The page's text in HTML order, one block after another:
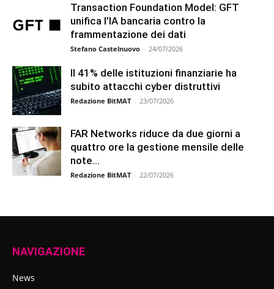
Transaction Foundation Model: GFT
unifica l’IA bancaria contro la
frammentazione dei dati
Stefano Castelnuovo - 24/07/2026
Il 41% delle istituzioni finanziarie ha
subito attacchi cyber distruttivi
Redazione BitMAT - 23/07/2026
FAR Networks riduce da due giorni a
quattro ore la gestione mensile delle
note...
Redazione BitMAT - 22/07/2026
NAVIGAZIONE
News